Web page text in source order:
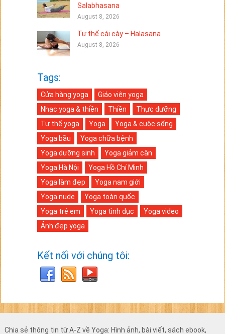
Salabhasana
August 8, 2026
Tư thế cái cày – Halasana
August 8, 2026
Tags:
Cửa hàng yoga
Giáo viên yoga
Nhạc yoga & thiền
Thiền
Thực dưỡng
Tư thế yoga
Yoga
Yoga & cuộc sống
Yoga bầu
Yoga chữa bệnh
Yoga dưỡng sinh
Yoga giảm cân
Yoga Hà Nội
Yoga Hồ Chí Minh
Yoga làm đẹp
Yoga nam giới
Yoga nude
Yoga toàn quốc
Yoga trẻ em
Yoga tình dục
Yoga video
Ảnh đẹp yoga
Kết nối với chúng tôi:
Chia sẻ thông tin từ A-Z về Yoga: Hình ảnh, bài viết, sách ebook,